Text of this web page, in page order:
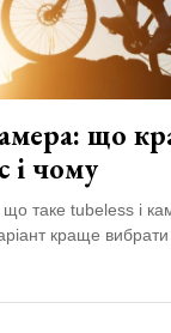
2026
переглядів
що
і чому
що таке tubeless і
краще